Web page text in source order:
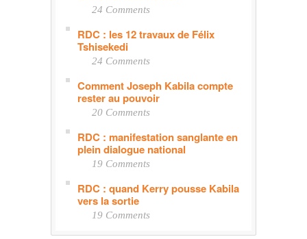
24 Comments
RDC : les 12 travaux de Félix
Tshisekedi
24 Comments
Comment Joseph Kabila compte
rester au pouvoir
20 Comments
RDC : manifestation sanglante en
plein dialogue national
19 Comments
RDC : quand Kerry pousse Kabila
vers la sortie
19 Comments